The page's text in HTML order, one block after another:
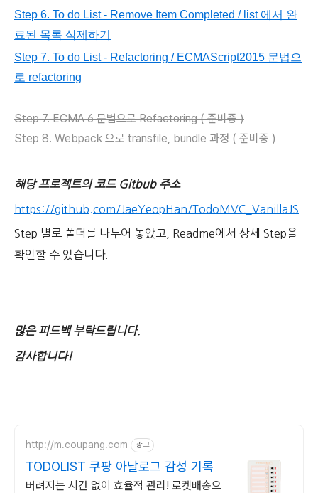
Step 6. To do List - Remove Item Completed / list 에서 완
료된 목록 삭제하기
Step 7. To do List - Refactoring / ECMAScript2015 문법으
로 refactoring
Step 7. ECMA 6 문법으로 Refactoring ( 준비중 )
Step 8. Webpack 으로 transfile, bundle 과정 ( 준비중 )
해당 프로젝트의 코드 Gitbub 주소
https://github.com/JaeYeopHan/TodoMVC_VanillaJS
Step 별로 폴더를 나누어 놓았고, Readme에서 상세 Step을
확인할 수 있습니다.
많은 피드백 부탁드립니다.
감사합니다!
http://m.coupang.com 광고
TODOLIST 쿠팡 아날로그 감성 기록
버려지는 시간 없이 효율적 관리! 로켓배송으